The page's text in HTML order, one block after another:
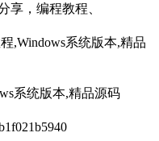
享，编程教程、
,Windows系统版本,精品
系统版本,精品源码